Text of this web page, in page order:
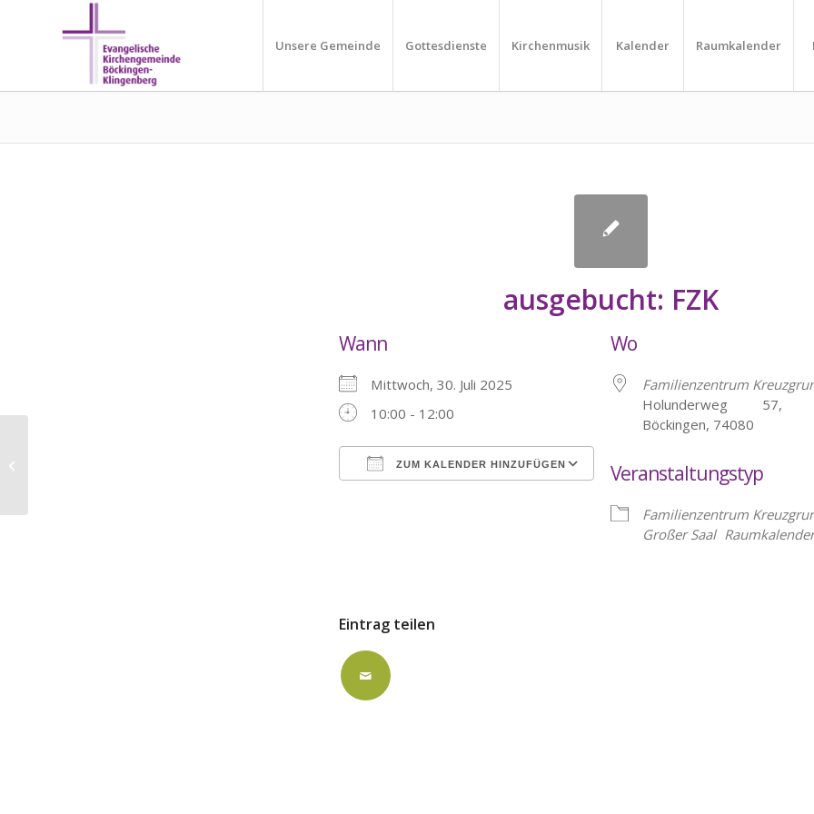
Unsere Gemeinde Gottesdienste Kirchenmusik Kalender Raumkalender
ausgebucht: FZK
Wann
Mittwoch, 30. Juli 2025
10:00 - 12:00
ZUM KALENDER HINZUFÜGEN
Wo
Familienzentrum
Holunderweg 57,
Böckingen, 74080
Veranstaltungstyp
Familienzentrum
Großer Saal Raumkalender
Eintrag teilen